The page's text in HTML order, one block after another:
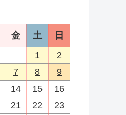
金 土
日
1
2
7 8
9
14 15
16
21 22
23